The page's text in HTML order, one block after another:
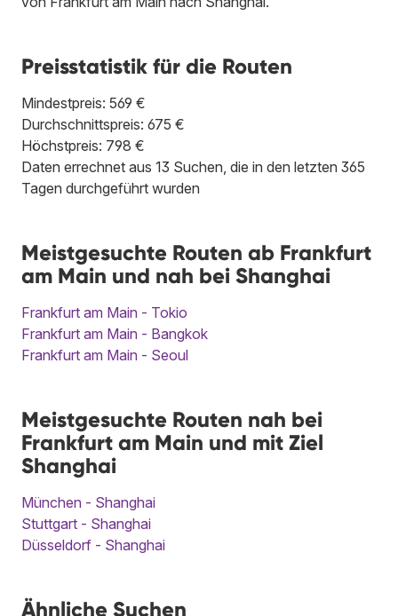
Preisstatistik für die Routen
Mindestpreis: 569 €
Durchschnittspreis: 675 €
Höchstpreis: 798 €
Daten errechnet aus 13 Suchen, die in den letzten 365
Tagen durchgeführt wurden
Meistgesuchte Routen ab Frankfurt
am Main und nah bei Shanghai
Frankfurt am Main - Tokio
Frankfurt am Main - Bangkok
Frankfurt am Main - Seoul
Meistgesuchte Routen nah bei
Frankfurt am Main und mit Ziel
Shanghai
München - Shanghai
Stuttgart - Shanghai
Düsseldorf - Shanghai
Ähnliche Suchen